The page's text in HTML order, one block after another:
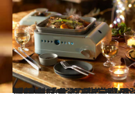
2022.4.30
理想の「オシャレ×実用性」が叶う 【最新キャンプグッズ5選】非常時の強い味方になるアイテムも
ライフスタイル